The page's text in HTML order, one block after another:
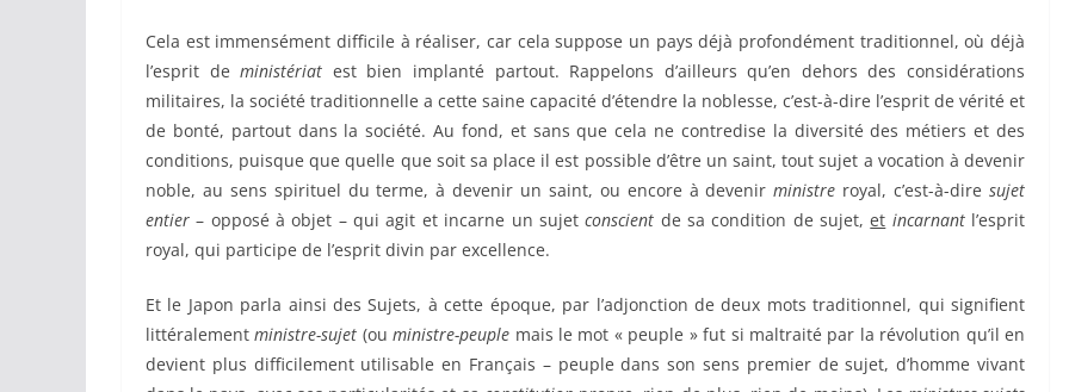
Cela est immensément difficile à réaliser, car cela suppose un pays déjà profondément traditionnel, où déjà
l’esprit deministériat est bien implanté partout. Rappelons d’ailleurs qu’en dehors des considérations
militaires, la société traditionnelle a cette saine capacité d’étendre la noblesse, c’est-à-dire l’esprit de vérité et
de bonté, partout dans la société. Au fond, et sans que cela ne contredise la diversité des métiers et des
conditions, puisque que quelle que soit sa place il est possible d’être un saint, tout sujet a vocation à devenir
noble, au sens spirituel du terme, à devenir un saint, ou encore à devenirministre royal, c’est-à-diresujet
entier – opposé à objet – qui agit et incarne un sujetconscient de sa condition de sujet,et incarnantl’esprit
royal, qui participe de l’esprit divin par excellence.
Et le Japon parla ainsi des Sujets, à cette époque, par l’adjonction de deux mots traditionnel, qui signifient
littéralementministre-sujet (ouministre-peuple mais le mot « peuple » fut si maltraité par la révolution qu’il en
devient plus difficilement utilisable en Français – peuple dans son sens premier de sujet, d’homme vivant